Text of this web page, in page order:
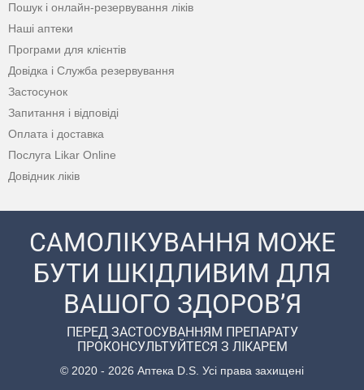
Пошук і онлайн-резервування ліків
Наші аптеки
Програми для клієнтів
Довідка і Служба резервування
Застосунок
Запитання і відповіді
Оплата і доставка
Послуга Likar Online
Довідник ліків
САМОЛІКУВАННЯ МОЖЕ
БУТИ ШКІДЛИВИМ ДЛЯ
ВАШОГО ЗДОРОВ’Я
ПЕРЕД ЗАСТОСУВАННЯМ ПРЕПАРАТУ
ПРОКОНСУЛЬТУЙТЕСЯ З ЛІКАРЕМ
© 2020 - 2026 Аптека D.S. Усі права захищені